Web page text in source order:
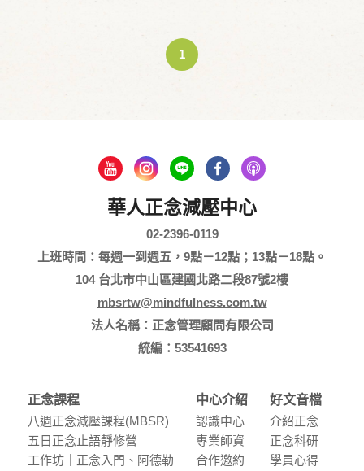
1
華人正念減壓中心
02-2396-0119
上班時間：每週一到週五，9點－12點；13點－18點。
104 台北市中山區建國北路二段87號2樓
mbsrtw@mindfulness.com.tw
法人名稱：正念管理顧問有限公司
統編：53541693
正念課程
八週正念減壓課程(MBSR)
五⽇正念⽌語靜修營
⼯作坊｜正念入門、阿德勒
中心介紹
認識中⼼
專業師資
合作邀約
好文音檔
介紹正念
正念科研
學員⼼得